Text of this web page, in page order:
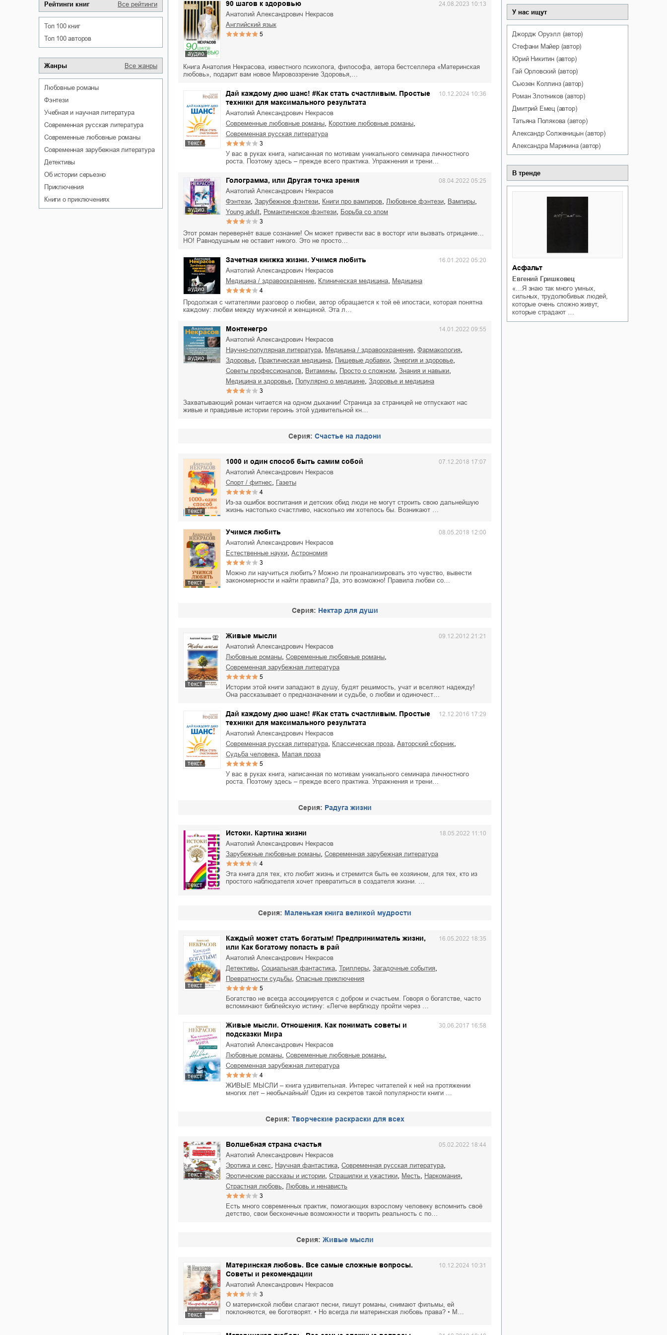
Рейтинги книг Все рейтинги
Топ 100 книг
Топ 100 авторов
Жанры Все жанры
любовные романы
фэнтези
учебная и научная литература
современная русская литература
современные любовные романы
современная зарубежная литература
детективы
об истории серьезно
приключения
книги о приключениях
аудио
90 шагов к здоровью 24.08.2023 10:13
Анатолий Александрович Некрасов
английский язык
5
Книга Анатолия Некрасова, известного психолога, философа, автора бестселлера «Материнская
любовь», подарит вам новое Мировоззрение Здоровья,…
текст
Дай каждому дню шанс! #Как стать счастливым. Простые
техники для максимального результата
10.12.2024 10:36
Анатолий Александрович Некрасов
современные любовные романы, короткие любовные романы,
современная русская литература
3
У вас в руках книга, написанная по мотивам уникального семинара личностного
роста. Поэтому здесь – прежде всего практика. Упражнения и трени…
аудио
Голограмма, или Другая точка зрения 08.04.2022 05:25
Анатолий Александрович Некрасов
фэнтези, зарубежное фэнтези, книги про вампиров, любовное фэнтези, вампиры,
young adult, романтическое фэнтези, борьба со злом
3
Этот роман перевернёт ваше сознание! Он может привести вас в восторг или вызвать отрицание…
НО! Равнодушным не оставит никого. Это не просто…
аудио
Зачетная книжка жизни. Учимся любить 16.01.2022 05:20
Анатолий Александрович Некрасов
медицина / здравоохранение, клиническая медицина, медицина
4
Продолжая с читателями разговор о любви, автор обращается к той её ипостаси, которая понятна
каждому: любви между мужчиной и женщиной. Эта л…
аудио
Монтенегро 14.01.2022 09:55
Анатолий Александрович Некрасов
научно-популярная литература, медицина / здравоохранение, фармакология,
здоровье, практическая медицина, пищевые добавки, энергия и здоровье,
советы профессионалов, витамины, просто о сложном, знания и навыки,
медицина и здоровье, популярно о медицине, здоровье и медицина
3
Захватывающий роман читается на одном дыхании! Страница за страницей не отпускают нас
живые и правдивые истории героинь этой удивительной кн…
Cерия: Счастье на ладони
текст
1000 и один способ быть самим собой 07.12.2018 17:07
Анатолий Александрович Некрасов
спорт / фитнес, газеты
4
Из-за ошибок воспитания и детских обид люди не могут строить свою дальнейшую
жизнь настолько счастливо, насколько им хотелось бы. Возникают …
текст
Учимся любить 08.05.2018 12:00
Анатолий Александрович Некрасов
естественные науки
астрономия
3
Можно ли научиться любить? Можно ли проанализировать это чувство, вывести
закономерности и найти правила? Да, это возможно! Правила любви со…
Cерия: Нектар для души
текст
Живые мысли 09.12.2012 21:21
Анатолий Александрович Некрасов
любовные романы
современные любовные романы
современная зарубежная литература
5
Истории этой книги западают в душу, будят решимость, учат и вселяют надежду!
Она рассказывает о предназначении и судьбе, о любви и одиночест…
текст
Дай каждому дню шанс! #Как стать счастливым. Простые
техники для максимального результата
12.12.2016 17:29
Анатолий Александрович Некрасов
современная русская литература
классическая проза авторский сборник
судьба человека малая проза
5
У вас в руках книга, написанная по мотивам уникального семинара личностного
роста. Поэтому здесь – прежде всего практика. Упражнения и трени…
Cерия: Радуга жизни
текст
Истоки. Картина жизни 18.05.2022 11:10
Анатолий Александрович Некрасов
зарубежные любовные романы
современная зарубежная литература
4
Эта книга для тех, кто любит жизнь и стремится быть ее хозяином, для тех, кто из
простого наблюдателя хочет превратиться в создателя жизни. …
Cерия: Маленькая книга великой мудрости
текст
Каждый может стать богатым! Предприниматель жизни,
или Как богатому попасть в рай
16.05.2022 18:35
Анатолий Александрович Некрасов
детективы
социальная фантастика триллеры загадочные события
превратности судьбы опасные приключения
5
Богатство не всегда ассоциируется с добром и счастьем. Говоря о богатстве, часто
вспоминают библейскую истину: «Легче верблюду пройти через …
текст
Живые мысли. Отношения. Как понимать советы и
подсказки Мира
30.06.2017 16:58
Анатолий Александрович Некрасов
любовные романы
современные любовные романы
современная зарубежная литература
4
ЖИВЫЕ МЫСЛИ – книга удивительная. Интерес читателей к ней на протяжении
многих лет – необычайный! Один из секретов такой популярности книги …
Cерия: Творческие раскраски для всех
текст
Волшебная страна счастья 05.02.2022 18:44
Анатолий Александрович Некрасов
эротика и секс
научная фантастика современная русская литература
эротические рассказы и истории страшилки и ужастики месть наркомания
страстная любовь любовь и ненависть
3
Есть много современных практик, помогающих взрослому человеку вспомнить своё
детство, свои бесконечные возможности и творить реальность с по…
Cерия: Живые мысли
текст
Материнская любовь. Все самые сложные вопросы.
Советы и рекомендации
10.12.2024 10:31
Анатолий Александрович Некрасов
3
О материнской любви слагают песни, пишут романы, снимают фильмы, ей
поклоняются, ее боготворят. • Но всегда ли материнская любовь права? • М…
У нас ищут
Джордж Оруэлл (автор)
Стефани Майер(автор)
Юрий Никитин(автор)
Гай Орловский(автор)
Сьюзен Коллинз(автор)
Роман Злотников(автор)
Дмитрий Емец(автор)
Татьяна Полякова (автор)
Александр Солженицын(автор)
Александра Маринина(автор)
В тренде
Асфальт
Евгений Гришковец
«…Я знаю так много умных,
сильных, трудолюбивых людей,
которые очень сложно живут,
которые страдают …